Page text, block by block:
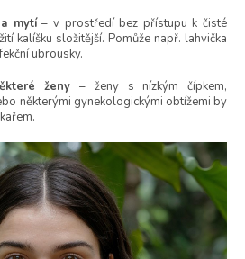
mytí– v prostředí bez přístupu k čisté
kalíšku složitější. Pomůže např. lahvička
ubrousky.
ženy – ženy s nízkým čípkem,
některými gynekologickými obtížemi by